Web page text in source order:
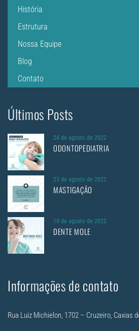
História
Estrutura
Nossa Equipe
Blog
Contato
Últimos Posts
24 de agosto de 2022
ODONTOPEDIATRIA
23 de agosto de 2022
MASTIGAÇÃO
19 de agosto de 2022
DENTE MOLE
Informações de contato
Rua Luiz Michielon, 1702 – Cruzeiro, Caxias